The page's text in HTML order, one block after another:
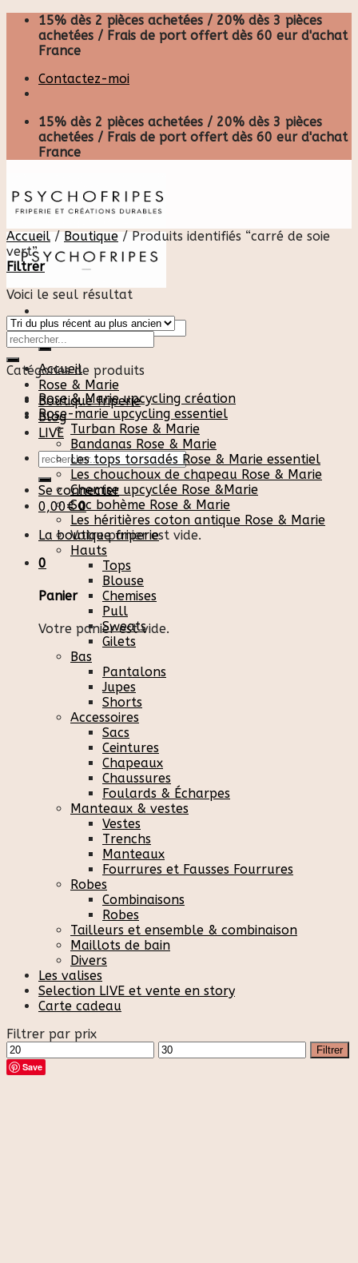
Skip
content
15% dès 2 pièces achetées / 20% dès 3 pièces
achetées / Frais de port offert dès 60 eur d'achat
France
Contactez-moi
15% dès 2 pièces achetées / 20% dès 3 pièces
achetées / Frais de port offert dès 60 eur d'achat
France
Recherche
pour :
Accueil
Rose & Marie
Boutique friperie
Blog
LIVE
Recherche
pour :
Se connecter
0,00€ 0
Votre panier est vide.
0
Panier
Votre panier est vide.
Accueil / Boutique /Produits identifiés “carré de soie
vert”
Filtrer
Voici le seul résultat
Catégories de produits
Rose & Marie upcycling création
Rose-marie upcycling essentiel
Turban Rose & Marie
Bandanas Rose & Marie
Les tops torsadés Rose & Marie essentiel
Les chouchoux de chapeau Rose & Marie
Chemise upcyclée Rose &Marie
Sac bohème Rose & Marie
Les héritières coton antique Rose & Marie
La boutique friperie
Hauts
Tops
Blouse
Chemises
Pull
Sweats
Gilets
Bas
Pantalons
Jupes
Shorts
Accessoires
Sacs
Ceintures
Chapeaux
Chaussures
Foulards & Écharpes
Manteaux & vestes
Vestes
Trenchs
Manteaux
Fourrures et Fausses Fourrures
Robes
Combinaisons
Robes
Tailleurs et ensemble & combinaison
Maillots de bain
Divers
Les valises
Selection LIVE et vente en story
Carte cadeau
Filtrer par prix
Prix
min
Prix
max
Filtrer
Save